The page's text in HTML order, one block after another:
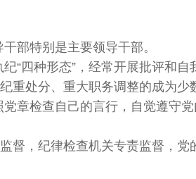
部特别是主要领导干部。
“四种形态”，经常开展批评和自
重处分、重大职务调整的成为少
章检查自己的言行，自觉遵守
督，纪律检查机关专责监督，